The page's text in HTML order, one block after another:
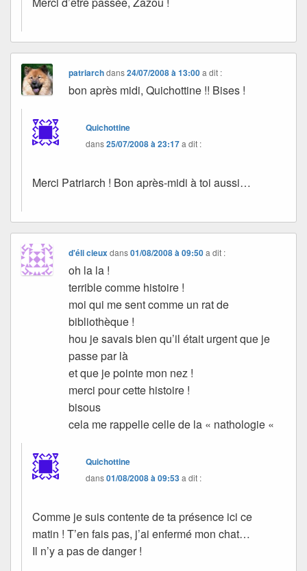
patriarchdans24/07/2008 à 13:00 a dit :
bon après midi, Quichottine !! Bises !
Quichottine
dans25/07/2008 à 23:17a dit :
Merci Patriarch ! Bon après-midi à toi aussi…
d'éli cieuxdans01/08/2008 à 09:50 a dit :
oh la la !
terrible comme histoire !
moi qui me sent comme un rat de
bibliothèque !
hou je savais bien qu’il était urgent que je
passe par là
et que je pointe mon nez !
merci pour cette histoire !
bisous
cela me rappelle celle de la « nathologie «
Quichottine
dans01/08/2008 à 09:53a dit :
Comme je suis contente de ta présence ici ce
matin ! T’en fais pas, j’ai enfermé mon chat…
Il n’y a pas de danger !